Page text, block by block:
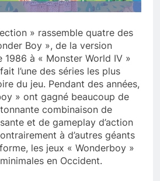
» rassemble quatre des
Boy », de la version
1986 à « Monster World IV »
l’une des séries les plus
du jeu. Pendant des années,
» ont gagné beaucoup de
combinaison de
et de gameplay d’action
à d’autres géants
les jeux « Wonderboy »
en Occident.